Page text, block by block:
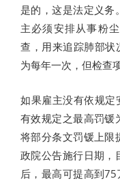
是的，这是法定义务
主必须安排从事粉
查，用来追踪肺部
为每年一次，但检查
如果雇主没有依规
有效规定之最高罚锾
将部分条文罚锾上限
政院公告施行日期，
后，最高可提高到